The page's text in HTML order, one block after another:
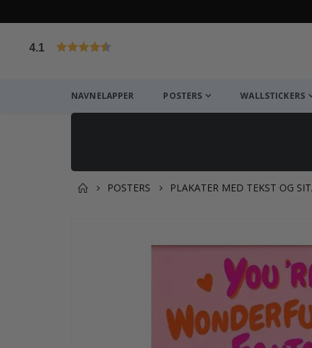
4.1
NAVNELAPPER POSTERS WALLSTICKERS
POSTERS PLAKATER MED TEKST OG